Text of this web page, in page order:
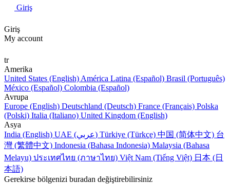
Giriş
Giriş
My account
tr
Amerika
United States (English) América Latina (Español) Brasil (Português)
México (Español) Colombia (Español)
Avrupa
Europe (English) Deutschland (Deutsch) France (Français) Polska
(Polski) Italia (Italiano) United Kingdom (English)
Asya
India (English)
UAE (عربي) Türkiye (Türkçe) 中国 (简体中文) 台
灣 (繁體中文) Indonesia (Bahasa Indonesia) Malaysia (Bahasa
Melayu) ประเทศไทย (ภาษาไทย) Việt Nam (Tiếng Việt) 日本 (日
本語)
Gerekirse bölgenizi buradan değiştirebilirsiniz